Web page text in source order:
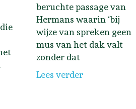
beruchte passage van
Hermans waarin ‘bij
wijze van spreken geen
mus van het dak valt
zonder dat
Lees verder